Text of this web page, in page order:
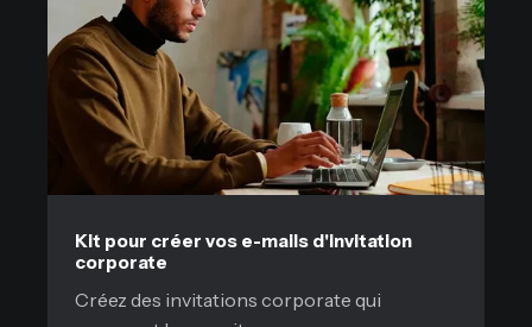
Kit pour créer vos e-mails d'invitation
corporate
Créez des invitations corporate qui